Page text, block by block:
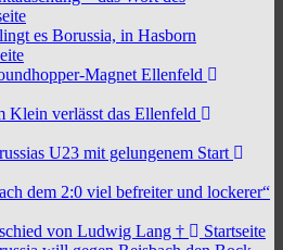
es Borussia, in Hasborn
Magnet Ellenfeld
Klein verlässt das Ellenfeld
U23 mit gelungenem Start
dem 2:0 viel befreiter und lockerer“
von Ludwig Lang †
Startseite